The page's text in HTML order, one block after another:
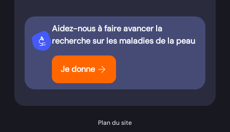
biotech
Aidez-nous à faire avancer la
recherche sur les maladies de la peau
Je donne arrow_forward
Plan du site